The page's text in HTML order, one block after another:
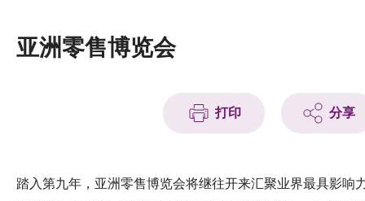
奖项
科技分享
亚洲零售博览会
打印 分享
踏入第九年，亚洲零售博览会将继往开来汇聚业界最具影响